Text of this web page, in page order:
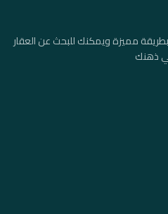
مميزة ويمكنك للبحث عن العقار
ذهنك